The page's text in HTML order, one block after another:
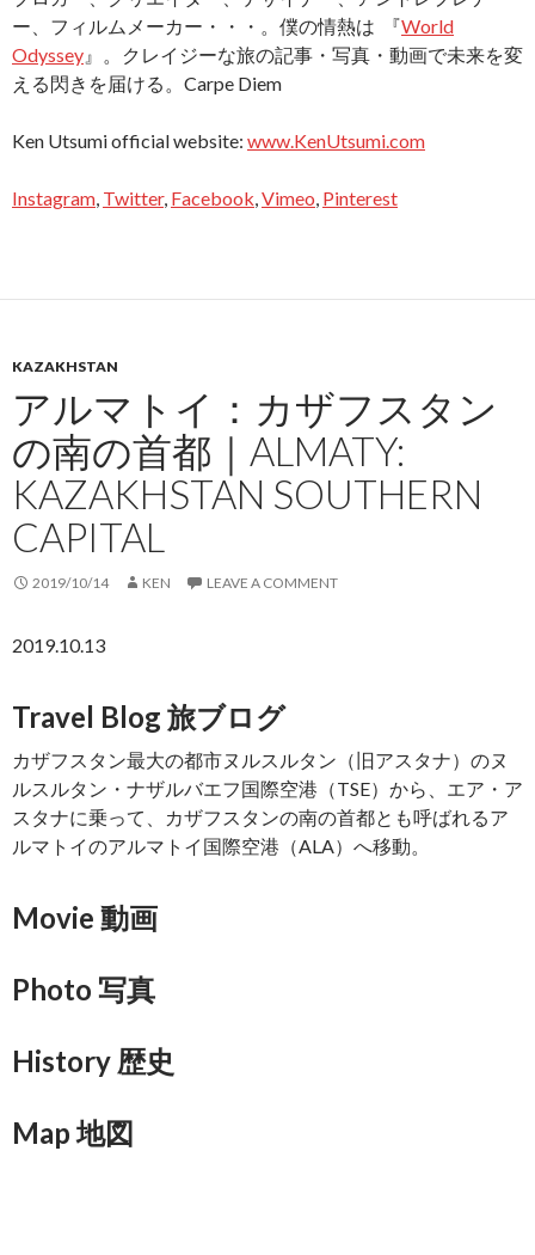
ー、フィルムメーカー・・・。僕の情熱は 『World
Odyssey 』。クレイジーな旅の記事・写真・動画で未来を変
える閃きを届ける。Carpe Diem
Ken Utsumi official website: www.KenUtsumi.com
Instagram, Twitter, Facebook,Vimeo, Pinterest
KAZAKHSTAN
アルマトイ：カザフスタン
の南の首都｜ALMATY:
KAZAKHSTAN SOUTHERN
CAPITAL
2019/10/14 KEN LEAVE A COMMENT
2019.10.13
Travel Blog 旅ブログ
カザフスタン最大の都市ヌルスルタン（旧アスタナ）のヌ
ルスルタン・ナザルバエフ国際空港（TSE）から、エア・ア
スタナに乗って、カザフスタンの南の首都とも呼ばれるア
ルマトイのアルマトイ国際空港（ALA）へ移動。
Movie 動画
Photo 写真
History 歴史
Map 地図